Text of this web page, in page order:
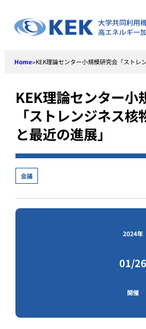
content
Home>KEK理論センター小規模研究会「ストレ
KEK理論センター小
「ストレンジネス
と最近の進展」
会議
2024年
01/26
開催